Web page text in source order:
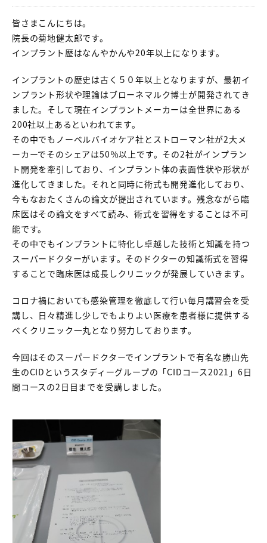
皆さまこんにちは。
院長の菊地健太郎です。
インプラント歴はなんやかんや20年以上になります。
インプラントの歴史は古く５０年以上となりますが、最初イ
ンプラント形状や理論はブローネマルク博士が開発されてき
ました。そして現在インプラントメーカーは全世界にある
200社以上あるといわれてます。
その中でもノーベルバイオケア社とストローマン社が2大メ
ーカーでそのシェアは50％以上です。その2社がインプラン
ト開発を牽引しており、インプラント体の表面性状や形状が
進化してきました。それと同時に術式も開発進化しており、
今もなおたくさんの論文が提出されています。残念ながら臨
床医はその論文をすべて読み、術式を習得をすることは不可
能です。
その中でもインプラントに特化し卓越した技術と知識を持つ
スーパードクターがいます。そのドクターの知識術式を習得
することで臨床医は成長しクリニックが発展していきます。
コロナ禍においても感染管理を徹底して行い毎月講習会を受
講し、日々精進し少しでもよりよい医療を患者様に提供する
べくクリニック一丸となり努力しております。
今回はそのスーパードクターでインプラントで有名な勝山先
生のCIDというスタディーグループの「CIDコース2021」6日
間コースの2日目までを受講しました。